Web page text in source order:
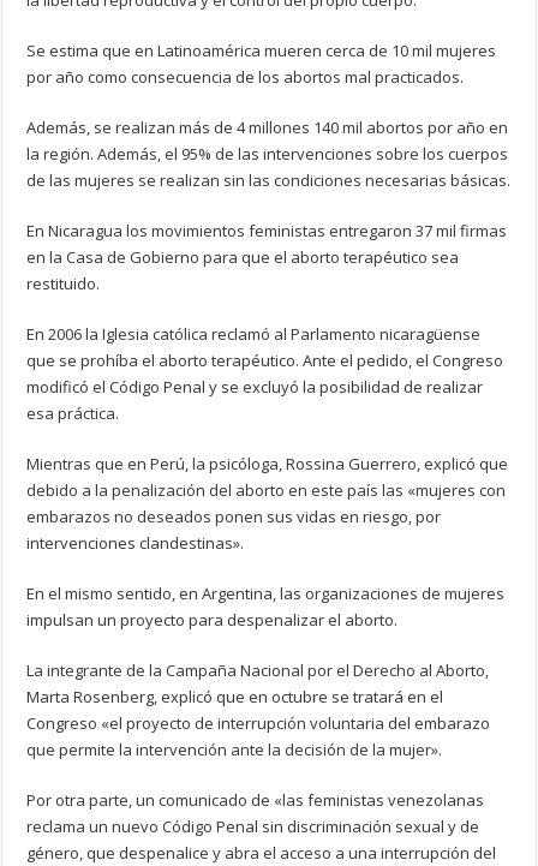
Se estima que en Latinoamérica mueren cerca de 10 mil mujeres
por año como consecuencia de los abortos mal practicados.
Además, se realizan más de 4 millones 140 mil abortos por año en
la región. Además, el 95% de las intervenciones sobre los cuerpos
de las mujeres se realizan sin las condiciones necesarias básicas.
En Nicaragua los movimientos feministas entregaron 37 mil firmas
en la Casa de Gobierno para que el aborto terapéutico sea
restituido.
En 2006 la Iglesia católica reclamó al Parlamento nicaragüense
que se prohíba el aborto terapéutico. Ante el pedido, el Congreso
modificó el Código Penal y se excluyó la posibilidad de realizar
esa práctica.
Mientras que en Perú, la psicóloga, Rossina Guerrero, explicó que
debido a la penalización del aborto en este país las «mujeres con
embarazos no deseados ponen sus vidas en riesgo, por
intervenciones clandestinas».
En el mismo sentido, en Argentina, las organizaciones de mujeres
impulsan un proyecto para despenalizar el aborto.
La integrante de la Campaña Nacional por el Derecho al Aborto,
Marta Rosenberg, explicó que en octubre se tratará en el
Congreso «el proyecto de interrupción voluntaria del embarazo
que permite la intervención ante la decisión de la mujer».
Por otra parte, un comunicado de «las feministas venezolanas
reclama un nuevo Código Penal sin discriminación sexual y de
género, que despenalice y abra el acceso a una interrupción del